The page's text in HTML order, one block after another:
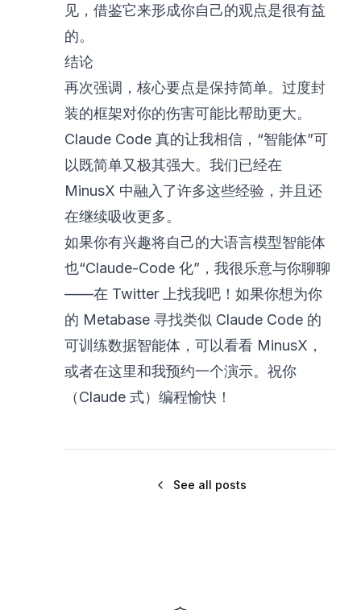
见，借鉴它来形成你自己的观点是很有益
的。
结论
再次强调，核心要点是保持简单。过度封
装的框架对你的伤害可能比帮助更大。
Claude Code 真的让我相信，“智能体”可
以既简单又极其强大。我们已经在
MinusX 中融入了许多这些经验，并且还
在继续吸收更多。
如果你有兴趣将自己的大语言模型智能体
也“Claude-Code 化”，我很乐意与你聊聊
——在 Twitter 上找我吧！如果你想为你
的 Metabase 寻找类似 Claude Code 的
可训练数据智能体，可以看看 MinusX ，
或者在这里和我预约一个演示。祝你
（Claude 式）编程愉快！
See all posts